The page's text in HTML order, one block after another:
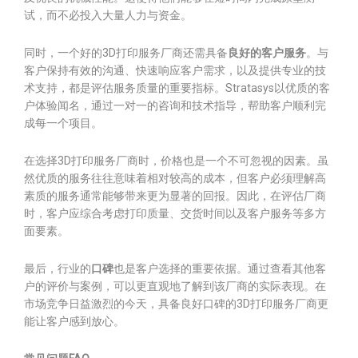
试，而不必投入大量人力与资金。
同时，一个好的3D打印服务厂商还需具备良好的客户服务。与
客户保持有效的沟通、快速响应客户需求，以及提供专业的技
术支持，都是评估服务质量的重要指标。Stratasys以优质的客
户体验闻名，通过一对一的咨询和技术指导，帮助客户顺利完
成每一个项目。
在选择3D打印服务厂商时，价格也是一个不可忽视的因素。虽
然优质的服务往往意味着相对较高的成本，但客户必须理解高
素质的服务通常能够带来更为显著的回报。因此，在评估厂商
时，客户应综合考虑打印质量、交货时间以及客户服务等多方
面要素。
最后，行业的口碑也是客户选择的重要依据。通过查看其他客
户的评价与案例，可以更直观地了解到该厂商的实际表现。在
市场竞争日益激烈的今天，具备良好口碑的3D打印服务厂商更
能让客户感到放心。